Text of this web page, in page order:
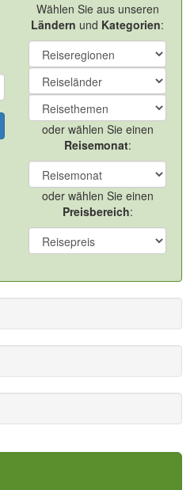
Wählen Sie aus unseren
Ländern und Kategorien:
oder wählen Sie einen
Reisemonat:
oder wählen Sie einen
Preisbereich: